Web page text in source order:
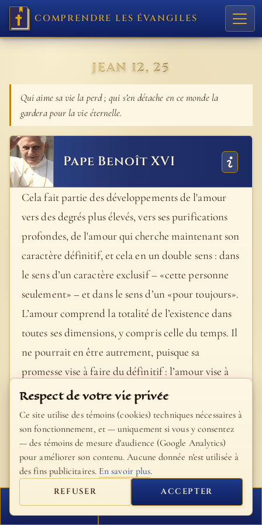
COMPRENDRE LES ÉVANGILES
JEAN 12, 25
Qui aime sa vie la perd ; qui s’en détache en ce monde la
gardera pour la vie éternelle.
Pape Benoît XVI
Cela fait partie des développements de l'amour
vers des degrés plus élevés, vers ses purifications
profondes, de l'amour qui cherche maintenant son
caractère définitif, et cela en un double sens : dans
le sens d’un caractère exclusif – «cette personne
seulement» – et dans le sens d’un «pour toujours».
L’amour comprend la totalité de l’existence dans
toutes ses dimensions, y compris celle du temps. Il
ne pourrait en être autrement, puisque sa
promesse vise à faire du définitif : l’amour vise à
l’éternité. Oui, l’amour est «extase», mais extase
non pas dans le sens d’un moment d’ivresse, mais
extase comme chemin, comme exode permanent
allant du je enfermé sur lui-même vers sa
libération dans le don de soi, et précisément ainsi
vers la découverte de soi-même, plus encore vers
la découverte de Dieu : «Qui cherchera à
FERMER PROCHAIN VERSET
Respect de votre vie privée
Ce site utilise des témoins (cookies) techniques nécessaires à
son fonctionnement, et — uniquement si vous y consentez
— des témoins de mesure d'audience (Google Analytics)
pour améliorer son contenu. Aucune donnée n'est utilisée à
des fins publicitaires. En savoir plus.
REFUSER ACCEPTER